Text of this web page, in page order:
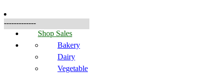
-------------
Shop Sales
Bakery
Dairy
Vegetable